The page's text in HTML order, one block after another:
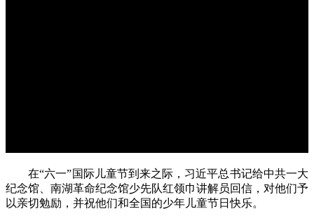
在“六一”国际儿童节到来之际，习近平总书记给中共一大
纪念馆、南湖革命纪念馆少先队红领巾讲解员回信，对他们予
以亲切勉励，并祝他们和全国的少年儿童节日快乐。